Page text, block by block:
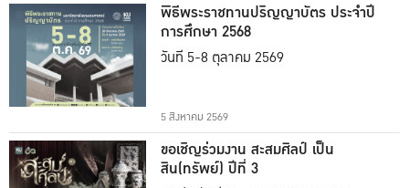
พิธีพระราชทานปริญญาบัตร ประจำปี
การศึกษา 2568
วันที่ 5-8 ตุลาคม 2569
5 สิงหาคม 2569
ขอเชิญร่วมงาน สะสมศิลป์ เป็น
สิน(ทรัพย์) ปีที่ 3